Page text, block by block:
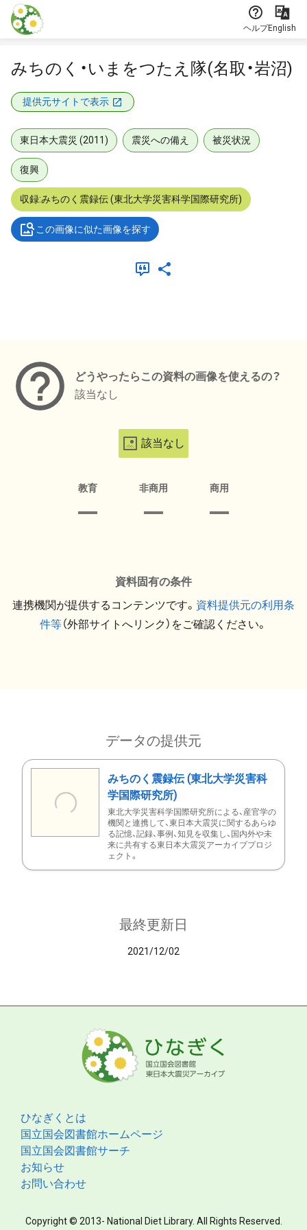
本文に飛ぶ
ヘルプEnglish
みちのく・いまをつたえ隊(名取・岩沼)
提供元サイトで表示
東日本大震災 (2011) 震災への備え 被災状況
復興
収録:みちのく震録伝 (東北大学災害科学国際研究所)
この画像に似た画像を探す
どうやったらこの資料の画像を使えるの？
該当なし
該当なし
教育 非商用 商用
資料固有の条件
連携機関が提供するコンテンツです。 資料提供元の利用条
件等（外部サイトへリンク）をご確認ください。
データの提供元
みちのく震録伝 (東北大学災害科
学国際研究所)
東北大学災害科学国際研究所による、産官学の
機関と連携して、東日本大震災に関するあらゆ
る記憶、記録、事例、知見を収集し、国内外や未
来に共有する東日本大震災アーカイブプロジ
ェクト。
最終更新日
2021/12/02
ひなぎくとは
国立国会図書館ホームページ
国立国会図書館サーチ
お知らせ
お問い合わせ
Copyright © 2013- National Diet Library. All Rights Reserved.